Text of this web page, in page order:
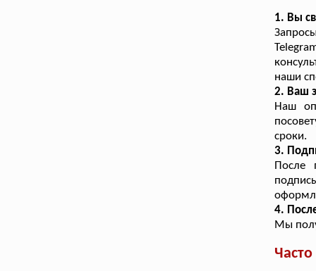
1. Вы
наши
2. Ваш
Наш
сроки.
3.
После
4.
Мы